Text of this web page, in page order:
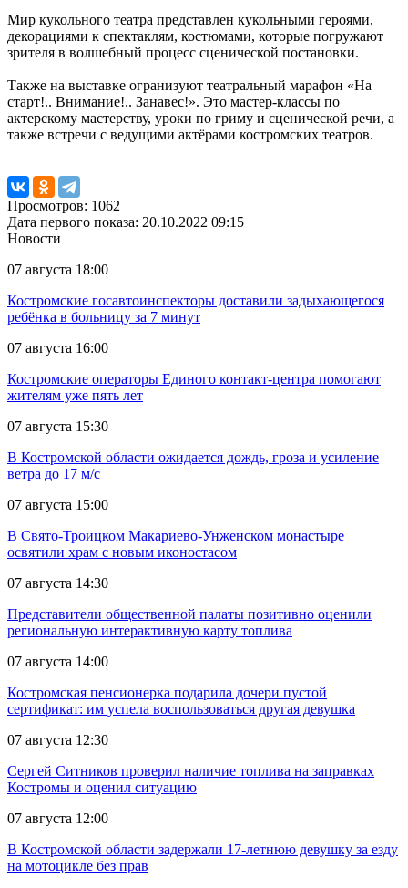
Мир кукольного театра представлен кукольными героями,
декорациями к спектаклям, костюмами, которые погружают
зрителя в волшебный процесс сценической постановки.
Также на выставке огранизуют театральный марафон «На
старт!.. Внимание!.. Занавес!». Это мастер-классы по
актерскому мастерству, уроки по гриму и сценической речи, а
также встречи с ведущими актёрами костромских театров.
Просмотров: 1062
Дата первого показа: 20.10.2022 09:15
Новости
07 августа 18:00
Костромские госавтоинспекторы доставили задыхающегося
ребёнка в больницу за 7 минут
07 августа 16:00
Костромские операторы Единого контакт-центра помогают
жителям уже пять лет
07 августа 15:30
В Костромской области ожидается дождь, гроза и усиление
ветра до 17 м/с
07 августа 15:00
В Свято-Троицком Макариево-Унженском монастыре
освятили храм с новым иконостасом
07 августа 14:30
Представители общественной палаты позитивно оценили
региональную интерактивную карту топлива
07 августа 14:00
Костромская пенсионерка подарила дочери пустой
сертификат: им успела воспользоваться другая девушка
07 августа 12:30
Сергей Ситников проверил наличие топлива на заправках
Костромы и оценил ситуацию
07 августа 12:00
В Костромской области задержали 17-летнюю девушку за езду
на мотоцикле без прав